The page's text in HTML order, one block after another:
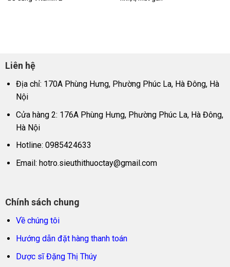
Liên hệ
Địa chỉ: 170A Phùng Hưng, Phường Phúc La, Hà Đông, Hà
Nội
Cửa hàng 2: 176A Phùng Hưng, Phường Phúc La, Hà Đông,
Hà Nội
Hotline: 0985424633
Email: hotro.sieuthithuoctay@gmail.com
Chính sách chung
Về chúng tôi
Hướng dẫn đặt hàng thanh toán
Dược sĩ Đặng Thị Thúy